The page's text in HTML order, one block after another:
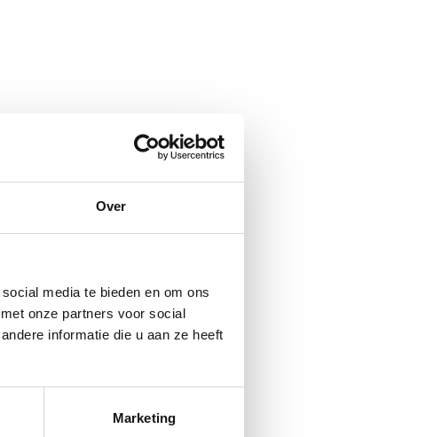
Over
media te bieden en om ons
onze partners voor social
informatie die u aan ze heeft
Marketing